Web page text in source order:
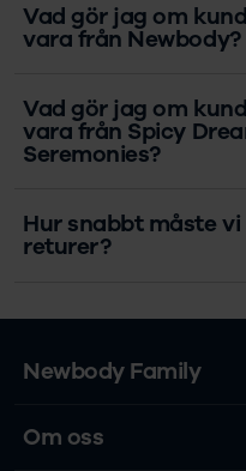
Vad gör jag om
vara från Newbody?
Vad gör jag om
vara från Spicy
Seremonies?
Hur snabbt måste
returer?
Newbody Family
Om oss